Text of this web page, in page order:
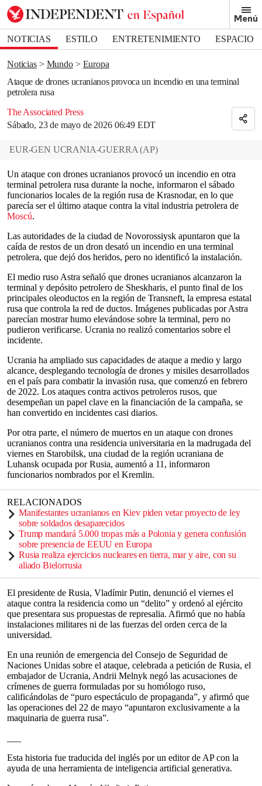
Menú
NOTICIAS ESTILO ENTRETENIMIENTO
ESPACIO
DEPORTES
Noticias Mundo
Europa
Ataque de drones ucranianos provoca un incendio en una terminal
petrolera rusa
The Associated Press
Sábado, 23 de mayo de 2026 06:49 EDT
Bookmark popover
Removed from bookmarks
Close popover
EUR-GEN UCRANIA-GUERRA (AP)
Un ataque con drones ucranianos provocó un incendio en otra
terminal petrolera rusa durante la noche, informaron el sábado
funcionarios locales de la región rusa de Krasnodar, en lo que
parecía ser el último ataque contra la vital industria petrolera de
Moscú.
Las autoridades de la ciudad de Novorossiysk apuntaron que la
caída de restos de un dron desató un incendio en una terminal
petrolera, que dejó dos heridos, pero no identificó la instalación.
El medio ruso Astra señaló que drones ucranianos alcanzaron la
terminal y depósito petrolero de Sheskharis, el punto final de los
principales oleoductos en la región de Transneft, la empresa estatal
rusa que controla la red de ductos. Imágenes publicadas por Astra
parecían mostrar humo elevándose sobre la terminal, pero no
pudieron verificarse. Ucrania no realizó comentarios sobre el
incidente.
Ucrania ha ampliado sus capacidades de ataque a medio y largo
alcance, desplegando tecnología de drones y misiles desarrollados
en el país para combatir la invasión rusa, que comenzó en febrero
de 2022. Los ataques contra activos petroleros rusos, que
desempeñan un papel clave en la financiación de la campaña, se
han convertido en incidentes casi diarios.
Por otra parte, el número de muertos en un ataque con drones
ucranianos contra una residencia universitaria en la madrugada del
viernes en Starobilsk, una ciudad de la región ucraniana de
Luhansk ocupada por Rusia, aumentó a 11, informaron
funcionarios nombrados por el Kremlin.
RELACIONADOS
Manifestantes ucranianos en Kiev piden vetar proyecto de ley
sobre soldados desaparecidos
Trump mandará 5.000 tropas más a Polonia y genera confusión
sobre presencia de EEUU en Europa
Rusia realiza ejercicios nucleares en tierra, mar y aire, con su
aliado Bielorrusia
El presidente de Rusia, Vladímir Putin, denunció el viernes el
ataque contra la residencia como un “delito” y ordenó al ejército
que presentara sus propuestas de represalia. Afirmó que no había
instalaciones militares ni de las fuerzas del orden cerca de la
universidad.
En una reunión de emergencia del Consejo de Seguridad de
Naciones Unidas sobre el ataque, celebrada a petición de Rusia, el
embajador de Ucrania, Andrii Melnyk negó las acusaciones de
crímenes de guerra formuladas por su homólogo ruso,
calificándolas de “puro espectáculo de propaganda”, y afirmó que
las operaciones del 22 de mayo “apuntaron exclusivamente a la
maquinaria de guerra rusa”.
Esta historia fue traducida del inglés por un editor de AP con la
ayuda de una herramienta de inteligencia artificial generativa.